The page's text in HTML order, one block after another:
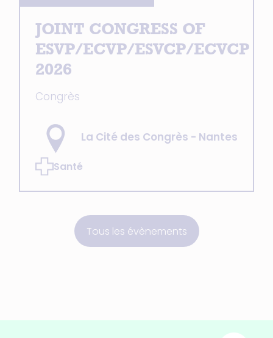
JOINT CONGRESS OF
ESVP/ECVP/ESVCP/ECVCP
2026
Congrès
La Cité des Congrès - Nantes
Santé
Tous les évènements